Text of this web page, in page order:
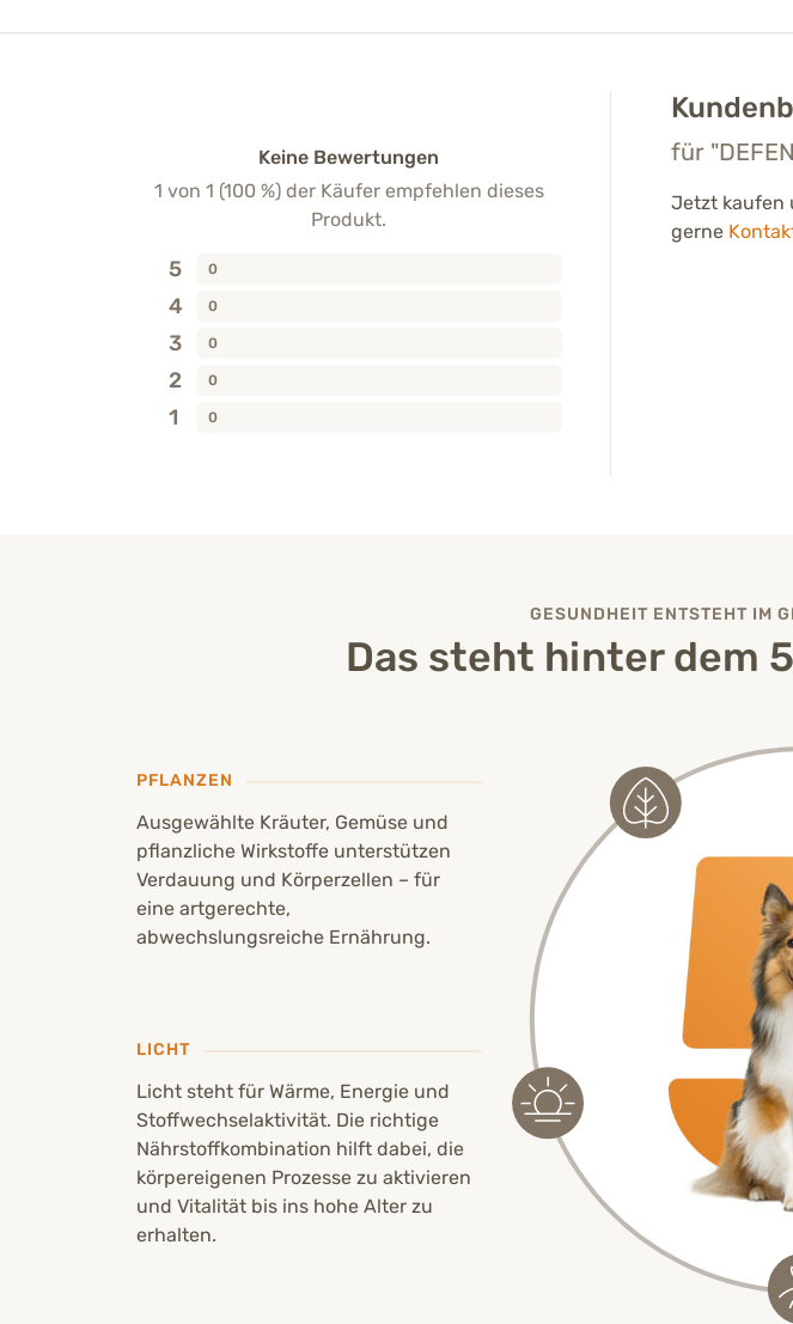
Keine Bewertungen
1 von 1 (100 %) der Käufer empfehlen dieses
Produkt.
5 0
4 0
3 0
2 0
1 0
für
Jetzt kaufen
gerne
GESUNDHEIT ENTSTEHT IM
Das steht hinter dem
PFLANZEN
Ausgewählte Kräuter, Gemüse und
pflanzliche Wirkstoffe unterstützen
Verdauung und Körperzellen – für
eine artgerechte,
abwechslungsreiche Ernährung.
LICHT
Licht steht für Wärme, Energie und
Stoffwechselaktivität. Die richtige
Nährstoffkombination hilft dabei, die
körpereigenen Prozesse zu aktivieren
und Vitalität bis ins hohe Alter zu
erhalten.